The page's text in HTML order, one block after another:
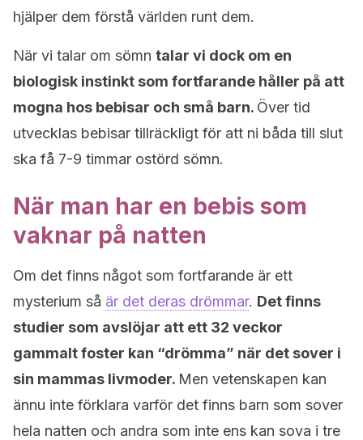
hjälper dem förstå världen runt dem.
När vi talar om sömn talar vi dock om en
biologisk instinkt som fortfarande håller på att
mogna hos bebisar och små barn. Över tid
utvecklas bebisar tillräckligt för att ni båda till slut
ska få 7-9 timmar ostörd sömn.
När man har en bebis som
vaknar på natten
Om det finns något som fortfarande är ett
mysterium så är det deras drömmar. Det finns
studier som avslöjar att ett 32 veckor
gammalt foster kan “drömma” när det sover i
sin mammas livmoder. Men vetenskapen kan
ännu inte förklara varför det finns barn som sover
hela natten och andra som inte ens kan sova i tre